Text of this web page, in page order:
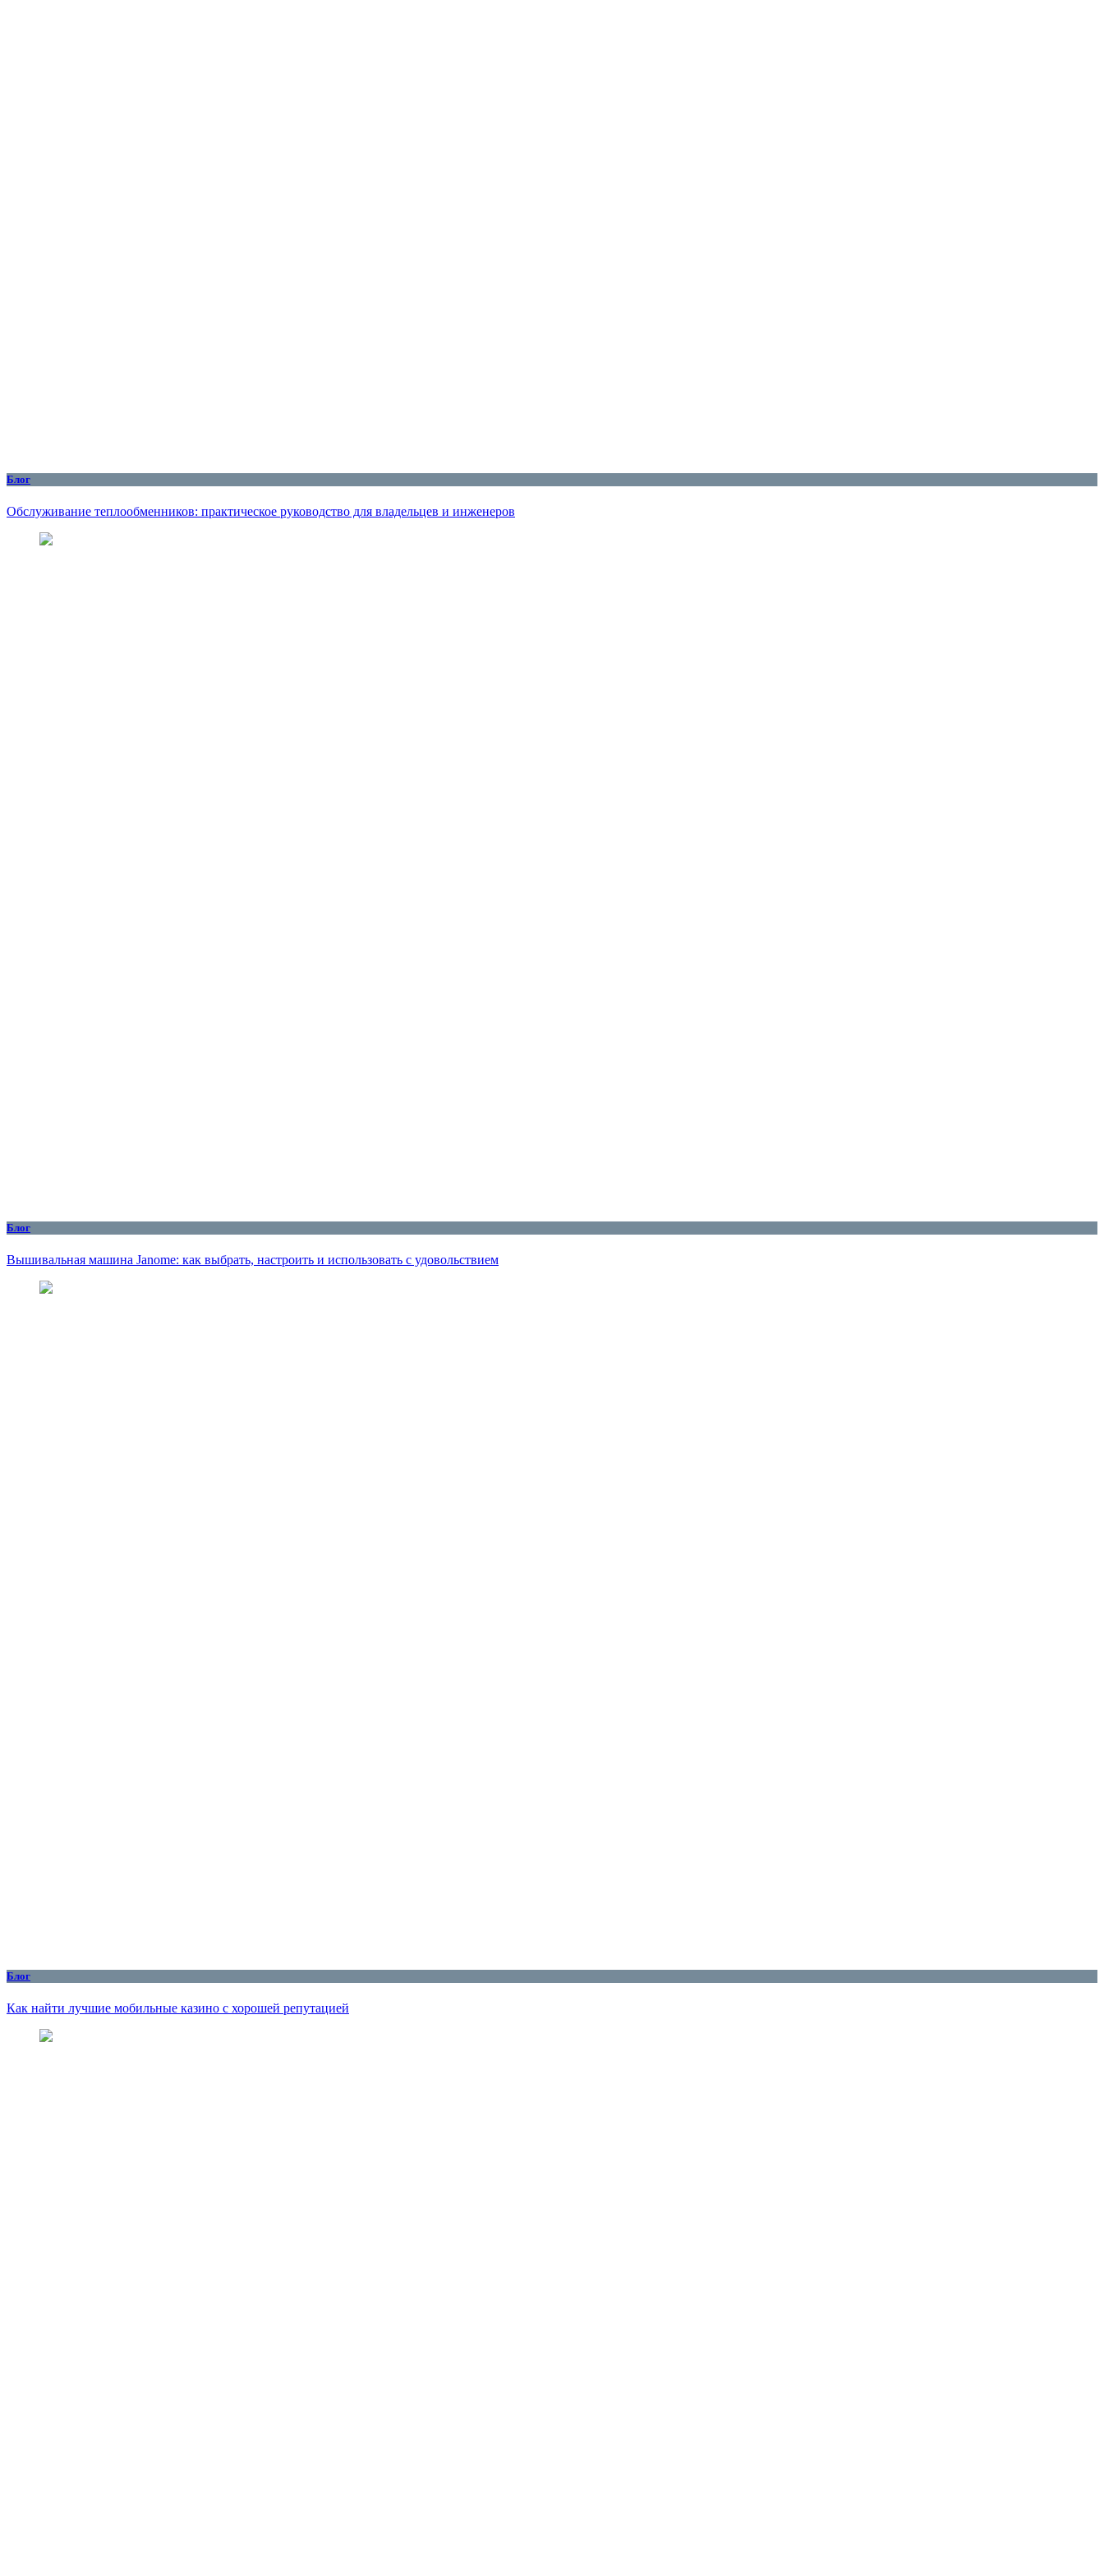
Блог
Обслуживание теплообменников: практическое руководство для владельцев и инженеров
Блог
Вышивальная машина Janome: как выбрать, настроить и использовать с удовольствием
Блог
Как найти лучшие мобильные казино с хорошей репутацией